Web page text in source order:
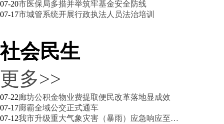
07-20市医保局多措并举筑牢基金安全防线
07-17市城管系统开展行政执法人员法治培训
社会民生
更多>>
07-22廊坊公积金物业费提取便民改革落地显成效
07-17廊霸全域公交正式通车
07-12我市升级重大气象灾害（暴雨）应急响应至…